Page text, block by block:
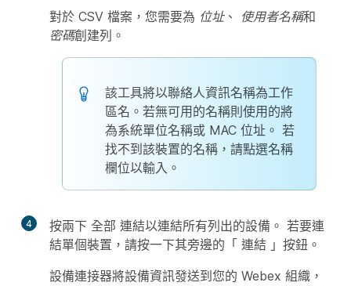
對於 CSV 檔案，您需要為 位址、 使用者名稱和
密碼創建列。
該工具將以聯絡人資訊名稱為工作
區名。若無可用的名稱則使用的將
為系統單位名稱或 MAC 位址。 若
找不到該裝置的名稱，請點選名稱
欄位以輸入。
4 按兩下 全部 連結以連結所有列出的設備。 若要連
結單個裝置，請按一下其旁邊的「 連結 」按鈕。
設備連接器將設備資訊發送到您的 Webex 組織，